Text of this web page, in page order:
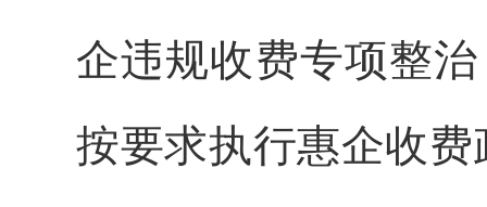
企违规收费专项整
按要求执行惠企收